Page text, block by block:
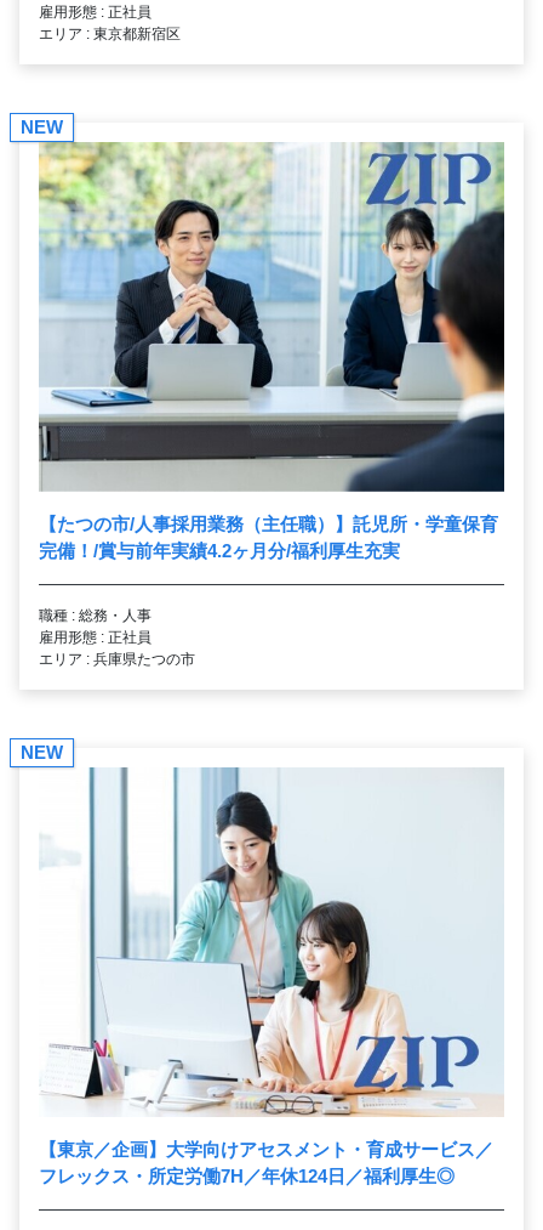
雇用形態 : 正社員
エリア : 東京都新宿区
NEW
【たつの市/人事採用業務（主任職）】託児所・学童保育
完備！/賞与前年実績4.2ヶ月分/福利厚生充実
職種 : 総務・人事
雇用形態 : 正社員
エリア : 兵庫県たつの市
NEW
【東京／企画】大学向けアセスメント・育成サービス／
フレックス・所定労働7H／年休124日／福利厚生◎